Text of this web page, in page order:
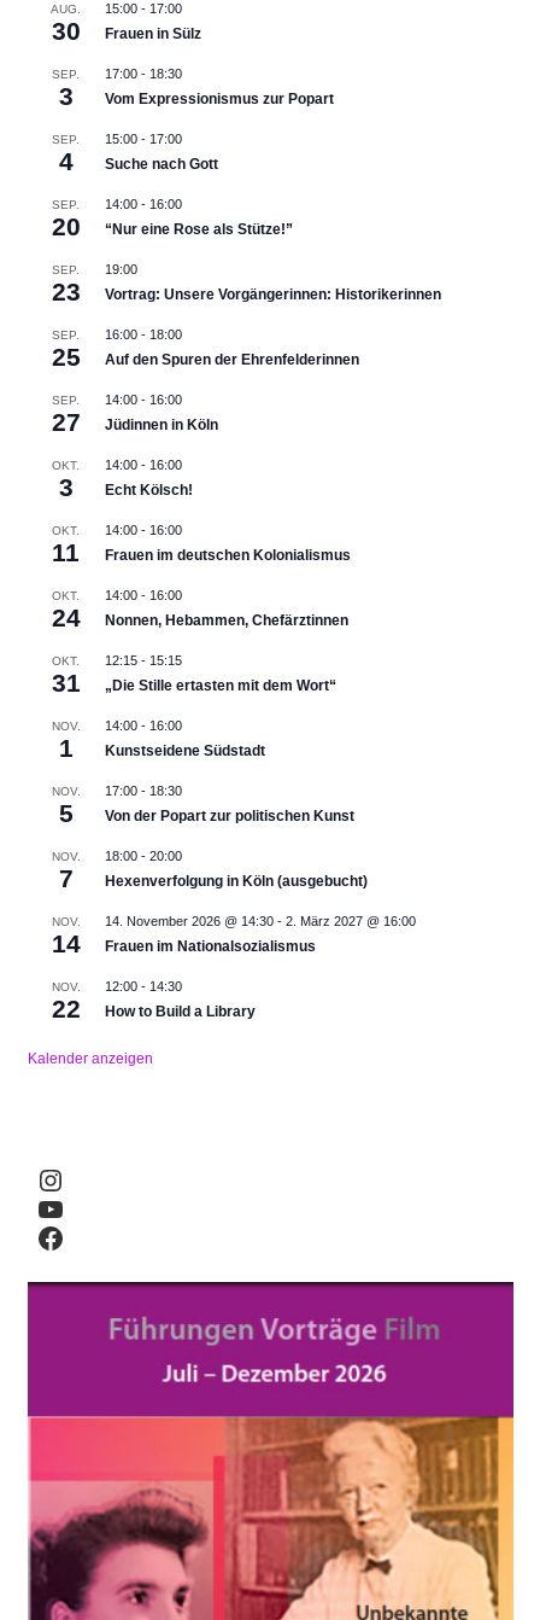
AUG.
30
15:00- 17:00
Frauen in Sülz
SEP.
3
17:00- 18:30
Vom Expressionismus zur Popart
SEP.
4
15:00- 17:00
Suche nach Gott
SEP.
20
14:00- 16:00
“Nur eine Rose als Stütze!”
SEP.
23
19:00
Vortrag: Unsere Vorgängerinnen: Historikerinnen
SEP.
25
16:00- 18:00
Auf den Spuren der Ehrenfelderinnen
SEP.
27
14:00- 16:00
Jüdinnen in Köln
OKT.
3
14:00- 16:00
Echt Kölsch!
OKT.
11
14:00- 16:00
Frauen im deutschen Kolonialismus
OKT.
24
14:00- 16:00
Nonnen, Hebammen, Chefärztinnen
OKT.
31
12:15- 15:15
„Die Stille ertasten mit dem Wort“
NOV.
1
14:00- 16:00
Kunstseidene Südstadt
NOV.
5
17:00- 18:30
Von der Popart zur politischen Kunst
NOV.
7
18:00- 20:00
Hexenverfolgung in Köln (ausgebucht)
NOV.
14
14. November 2026 @ 14:30- 2. März 2027 @ 16:00
Frauen im Nationalsozialismus
NOV.
22
12:00- 14:30
How to Build a Library
Kalender anzeigen
Instagram
YouTube
Facebook